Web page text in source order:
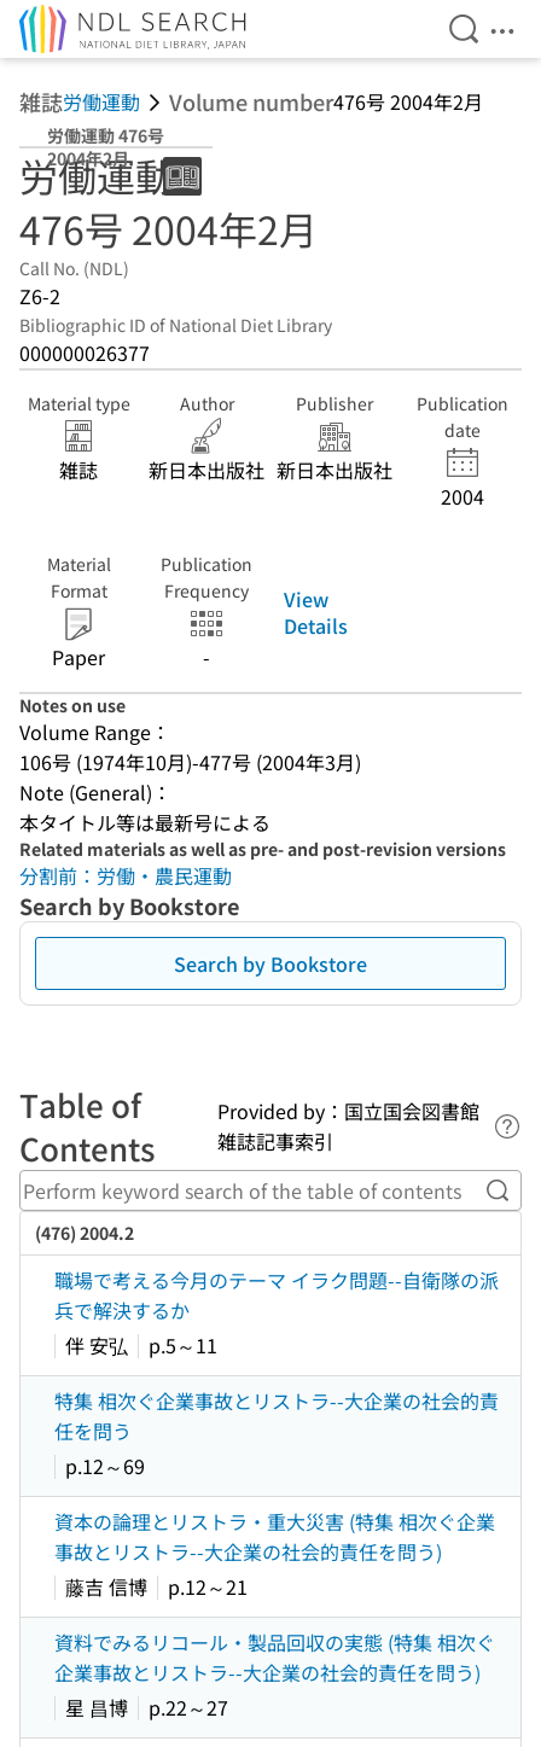
Open
雑誌労働運動 Volume number476号 2004年2月
労働運動 476号
2004年2月
労働運動
476号 2004年2月
Call No. (NDL)
Z6-2
Bibliographic ID of National Diet Library
000000026377
Material type
雑誌
Author
新日本出版社
Publisher
新日本出版社
Publication
date
2004
Material
Format
Paper
Publication
Frequency
-
View
Details
Notes on use
Volume Range：
106号 (1974年10月)-477号 (2004年3月)
Note (General)：
本タイトル等は最新号による
Related materials as well as pre- and post-revision versions
分割前：労働・農民運動
Search by Bookstore
Search by Bookstore
Table of
Contents
Provided by：国立国会図書館
雑誌記事索引
(476) 2004.2
職場で考える今月のテーマ イラク問題--自衛隊の派
兵で解決するか
伴 安弘
p.5～11
特集 相次ぐ企業事故とリストラ--大企業の社会的責
任を問う
p.12～69
資本の論理とリストラ・重大災害 (特集 相次ぐ企業
事故とリストラ--大企業の社会的責任を問う)
藤吉 信博
p.12～21
資料でみるリコール・製品回収の実態 (特集 相次ぐ
企業事故とリストラ--大企業の社会的責任を問う)
星 昌博
p.22～27